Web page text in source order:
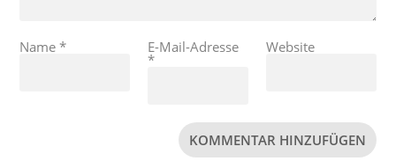
Name* E-Mail-Adresse
*
Website